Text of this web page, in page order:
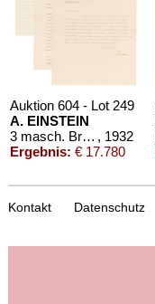
Auktion 604 - Lot 249
A. EINSTEIN
3 masch. Briefe m. U. an Prof. Ludwig Hopf, Mathematiker , 1932
Ergebnis: € 17.780
Kontakt Datenschutz